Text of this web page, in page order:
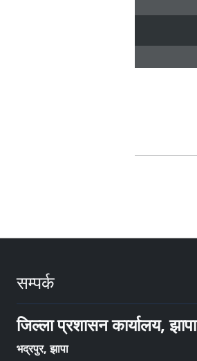
सम्पर्क
जिल्ला प्रशासन कार्यालय, झापा
भद्रपुर, झापा